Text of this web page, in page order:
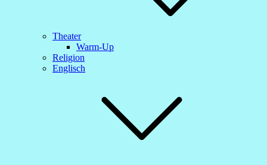
Theater
Warm-Up
Religion
Englisch